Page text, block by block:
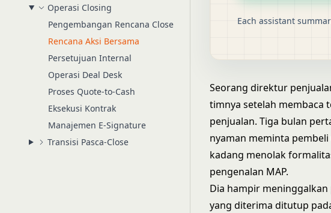
Operasi Closing
Pengembangan Rencana Close
Rencana Aksi Bersama
Persetujuan Internal
Operasi Deal Desk
Proses Quote-to-Cash
Eksekusi Kontrak
Manajemen E-Signature
Transisi Pasca-Close
Each assistant
Seorang direktur
timnya setelah membaca
penjualan. Tiga bulan
nyaman meminta
kadang menolak
pengenalan MAP.
Dia hampir
yang diterima ditutup